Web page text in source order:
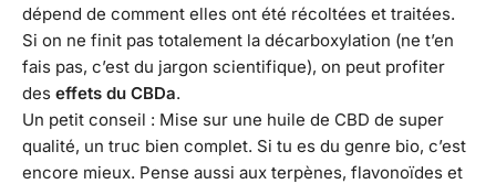
dépend de comment elles ont été récoltées et traitées.
Si on ne finit pas totalement la décarboxylation (ne t’en
fais pas, c’est du jargon scientifique), on peut profiter
des effets du CBDa.
Un petit conseil : Mise sur une huile de CBD de super
qualité, un truc bien complet. Si tu es du genre bio, c’est
encore mieux. Pense aussi aux terpènes, flavonoïdes et